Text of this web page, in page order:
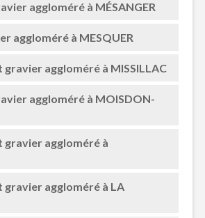
aggloméré à MÉSANGER
aggloméré à MESQUER
aggloméré à MISSILLAC
aggloméré à MOISDON-
gravier aggloméré à
gravier aggloméré à LA